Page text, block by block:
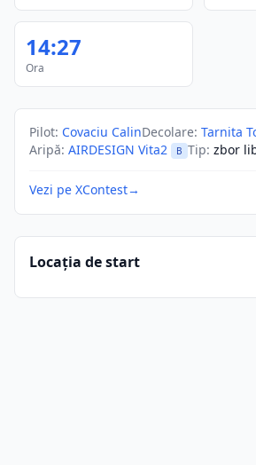
14:27
Ora
Pilot: Covaciu CalinDecolare: Tarnita
Aripă: AIRDESIGN Vita2 B Tip: zbor
Vezi pe XContest→
Locația de start